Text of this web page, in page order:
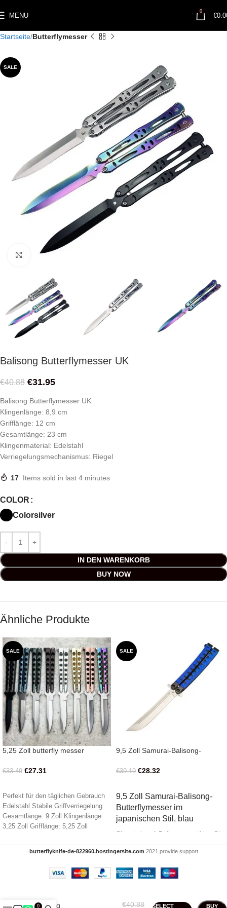
MENU
0
€
Startseite Butterflymesser
SALE
Click to enlarge
Balisong Butterflymesser UK
€40.88 €31.95
Balisong Butterflymesser UK
Klingenlänge: 8,9 cm
Grifflänge: 12 cm
Gesamtlänge: 23 cm
Klingenmaterial: Edelstahl
Verriegelungsmechanismus: Riegel
17 Items sold in last 4 minutes
COLOR
Colorsilver
IN DEN WARENKORB
BUY NOW
Ähnliche Produkte
SALE
5,25 Zoll butterfly messer
Balisong-Messer
€33.49 €27.31
Perfekt für den täglichen Gebrauch
Edelstahl Stabile Griffverriegelung
Gesamtlänge: 9 Zoll Klingenlänge:
3,25 Zoll Grifflänge: 5,25 Zoll
SALE
9,5 Zoll Samurai-Balisong-
Stil, blau
€39.10 €28.32
9,5 Zoll Samurai-Balisong-
Butterflymesser im
japanischen Stil, blau
eine Farbe Tanto-Klinge
Klingenlänge: 4 Zoll Grifflänge: 5,25
Klingenmaterial: Edelstahl
butterflyknife-de-822960.hostingersite.com 2021 provide support
Balisong €40.88 SELECT BUY
0